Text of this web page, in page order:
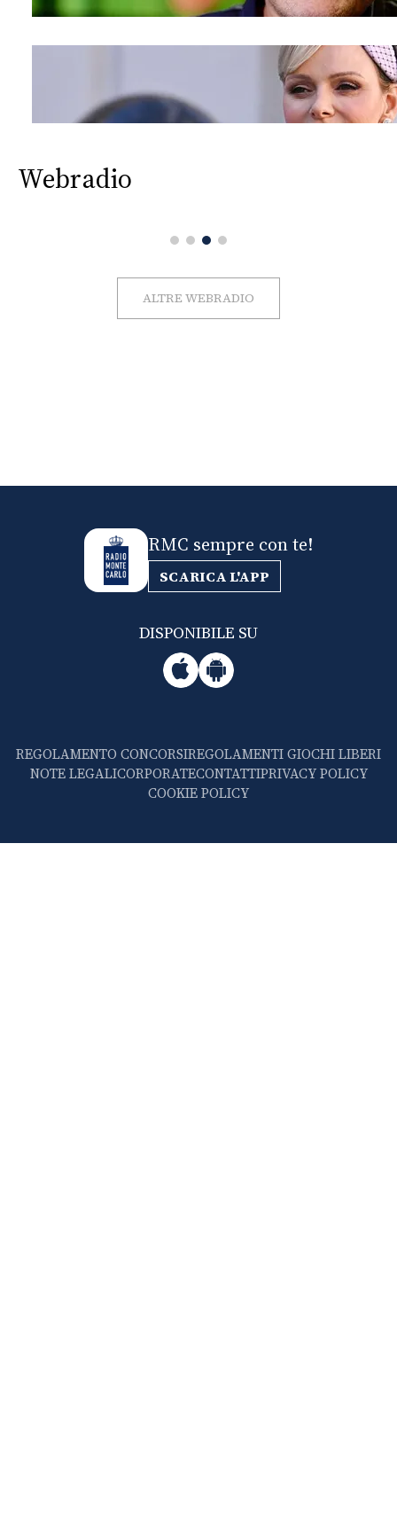
Webradio
ALTRE WEBRADIO
RMC sempre con te!
SCARICA L'APP
DISPONIBILE SU
REGOLAMENTO CONCORSIREGOLAMENTI GIOCHI LIBERI
NOTE LEGALICORPORATECONTATTIPRIVACY POLICY
COOKIE POLICY